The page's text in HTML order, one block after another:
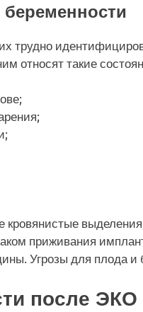
относят такие
приживания
Угрозы для плода
после ЭКО